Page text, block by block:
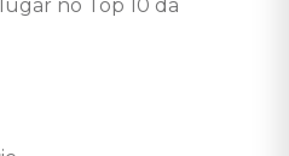
no Top 10 da